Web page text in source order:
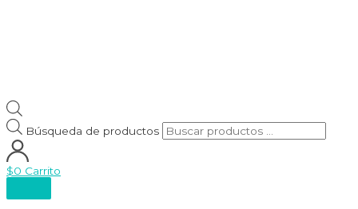
Búsqueda de productos
$0 Carrito